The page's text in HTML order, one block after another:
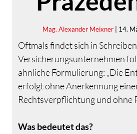
Mag. Alexander Meixner | 14.
Oftmals findet sich in
Versicherungsunternehmen
ähnliche Formulierung: „Die
erfolgt ohne Anerkennung
Rechtsverpflichtung und ohne
Was bedeutet das?